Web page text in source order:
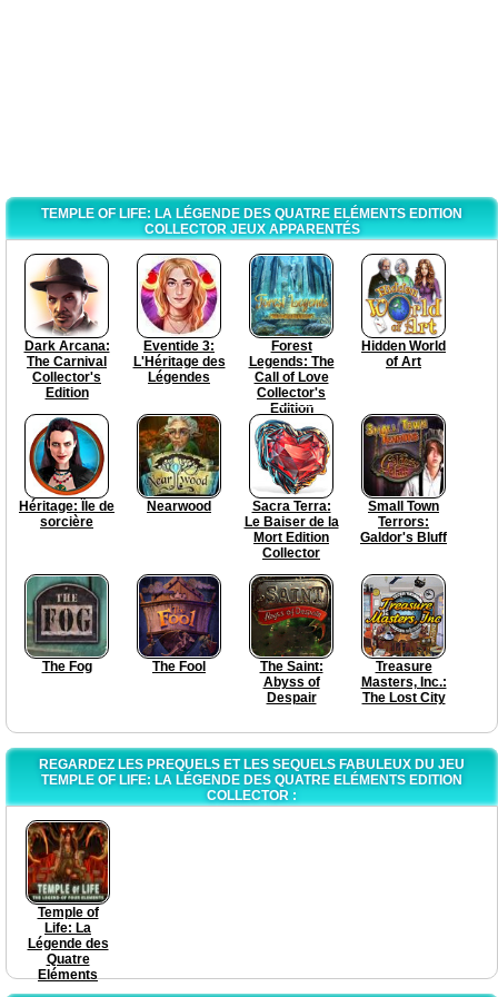
TEMPLE OF LIFE: LA LÉGENDE DES QUATRE ELÉMENTS EDITION
COLLECTOR JEUX APPARENTÉS
Dark Arcana:
The Carnival
Collector's
Edition
Eventide 3:
L'Héritage des
Légendes
Forest
Legends: The
Call of Love
Collector's
Edition
Hidden World
of Art
Héritage: Île de
sorcière
Nearwood
Sacra Terra:
Le Baiser de la
Mort Edition
Collector
Small Town
Terrors:
Galdor's Bluff
The Fog The Fool
The Saint:
Abyss of
Despair
Treasure
Masters, Inc.:
The Lost City
REGARDEZ LES PREQUELS ET LES SEQUELS FABULEUX DU JEU
TEMPLE OF LIFE: LA LÉGENDE DES QUATRE ELÉMENTS EDITION
COLLECTOR :
Temple of
Life: La
Légende des
Quatre
Eléments